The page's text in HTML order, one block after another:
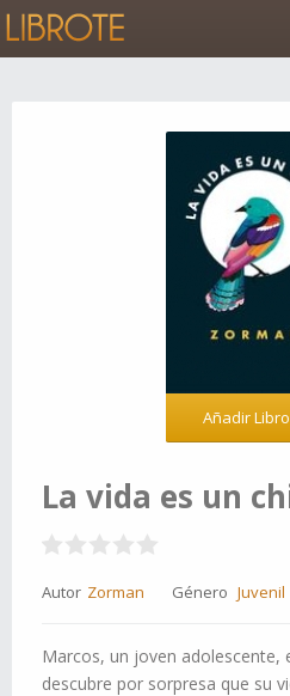
Añadir Libro
La vida es un
Autor Zorman Género Juvenil
Marcos, un joven adolescente,
descubre por sorpresa que su